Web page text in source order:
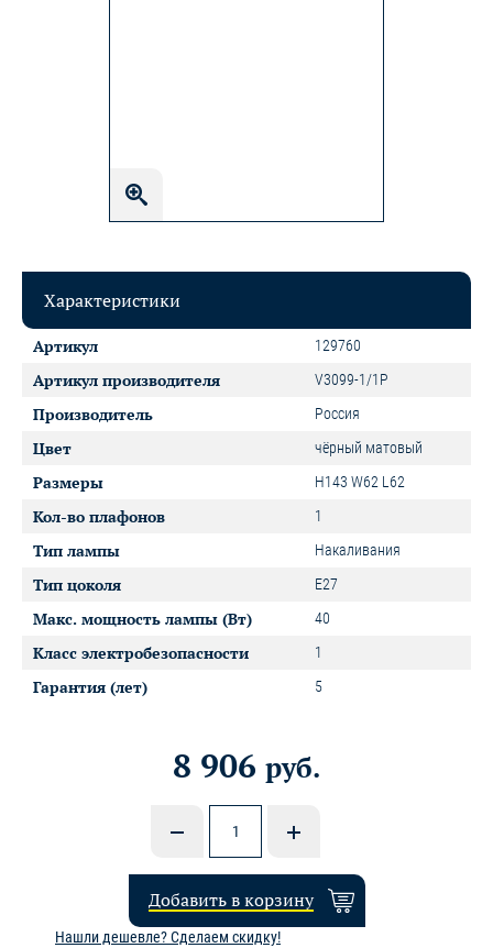
Характеристики
Артикул 129760
Артикул производителя V3099-1/1P
Производитель Россия
Цвет чёрный матовый
Размеры H143 W62 L62
Кол-во плафонов 1
Тип лампы Накаливания
Тип цоколя E27
Макс. мощность лампы (Вт) 40
Класс электробезопасности 1
Гарантия (лет) 5
8 906 руб.
Добавить в корзину
Нашли дешевле? Сделаем скидку!